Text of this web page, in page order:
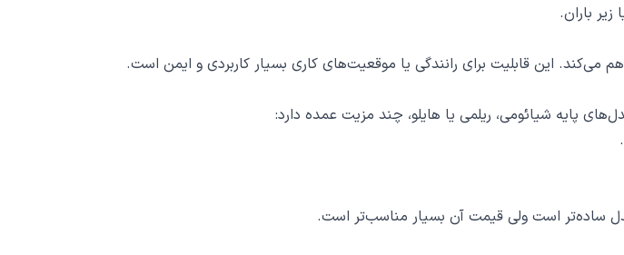
باران.
می‌کند. این قابلیت برای رانندگی یا موقعیت‌های کاری بسیار کاربردی و ایمن است.